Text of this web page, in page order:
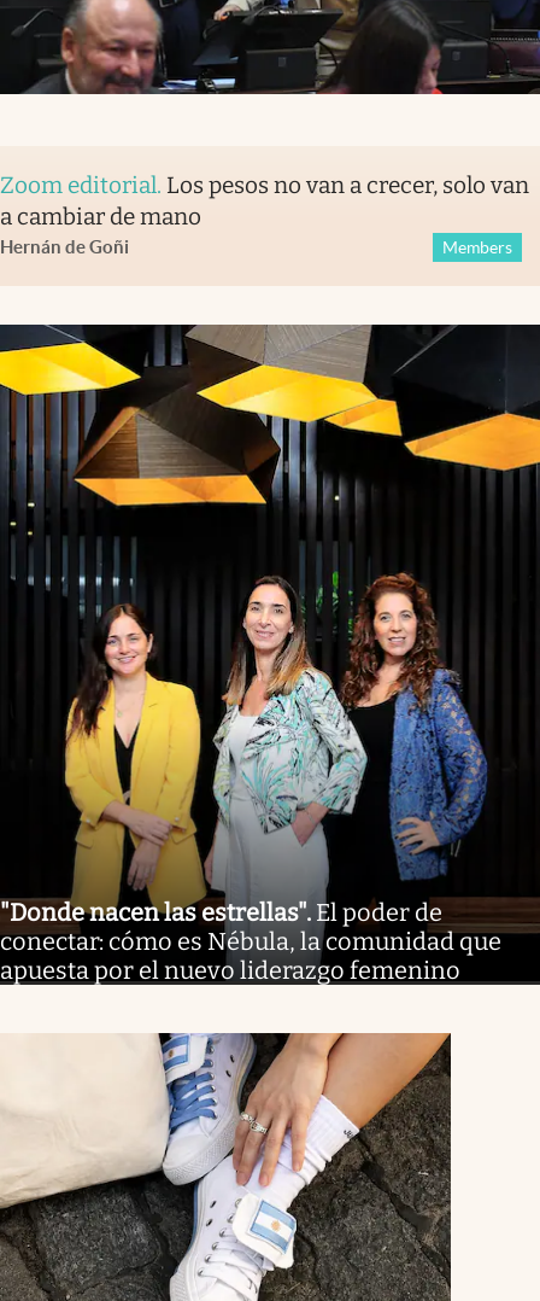
Zoom editorial. Los pesos no van a crecer, solo van
a cambiar de mano
Hernán de Goñi Members
"Donde nacen las estrellas". El poder de
conectar: cómo es Nébula, la comunidad que
apuesta por el nuevo liderazgo femenino